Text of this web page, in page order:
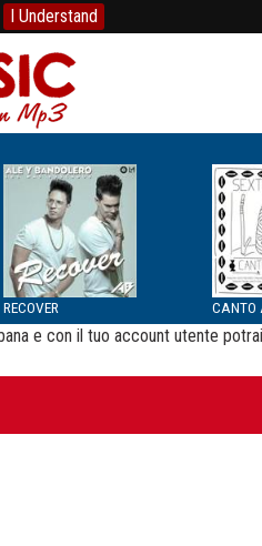
I Understand
RECOVER CANTO
e con il tuo account utente